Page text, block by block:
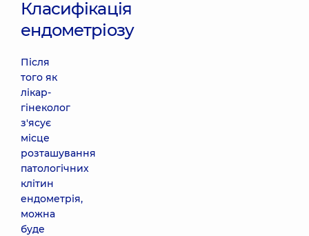
Класифікація
ендометріозу
Після
того як
лікар-
гінеколог
з'ясує
місце
розташування
патологічних
клітин
ендометрія,
можна
буде